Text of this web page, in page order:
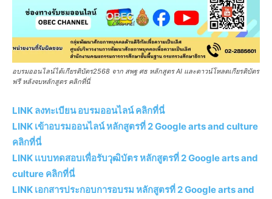
อบรมออนไลน์ได้เกียรติบัตร2568 จาก สพฐ ศธ หลักสูตร AI และดาวน์โหลดเกียรติบัตร
ฟรี หลังจบหลักสูตร คลิกที่นี่
LINK ลงทะเบียน อบรมออนไลน์ คลิกที่นี่
LINK เข้าอบรมออนไลน์ หลักสูตรที่ 2 Google arts and culture
คลิกที่นี่
LINK เเบบทดสอบเพื่อรับวุฒิบัตร หลักสูตรที่ 2 Google arts and
culture คลิกที่นี่
LINK เอกสารประกอบการอบรม หลักสูตรที่ 2 Google arts and